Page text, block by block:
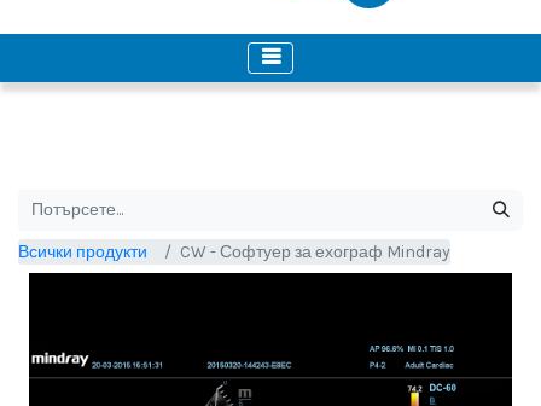
Всички продукти CW - Софтуер за ехограф Mindray